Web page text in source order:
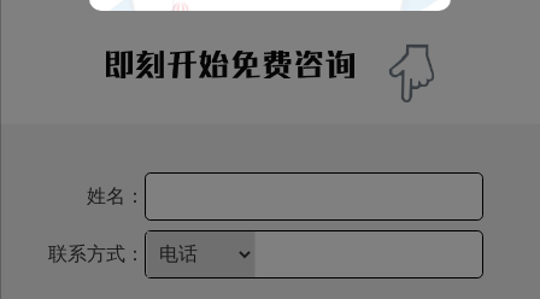
姓名：
联系方式：